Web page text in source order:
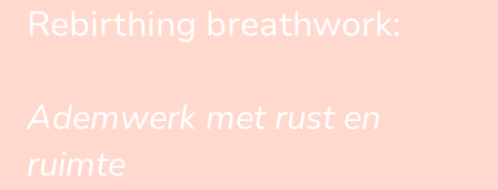
Rebirthing breathwork:
Ademwerk met rust en
ruimte